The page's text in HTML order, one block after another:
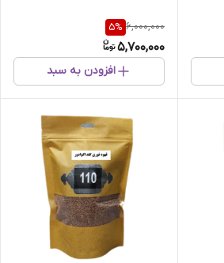
6,000,000
5%
5,700,000
افزودن به سبد